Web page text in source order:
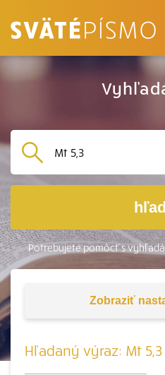
Potrebujete pomôcť s
Zobraziť
Hľadaný výraz: Mt 5,3